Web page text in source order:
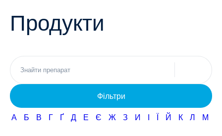
Неврологія
Фармаконагляд
Кар'єра
Продукти
Фільтри
А Б В Г Ґ Д Е Є Ж З И І Ї Й К Л М